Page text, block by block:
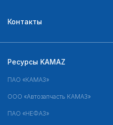
Контакты
Ресурсы KAMAZ
ПАО «КАМАЗ»
ООО «Автозапчасть КАМАЗ»
ПАО «НЕФАЗ»